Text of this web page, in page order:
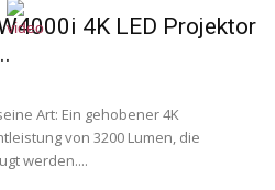
4K LED Projektor
Art: Ein gehobener 4K
von 3200 Lumen, die
werden....